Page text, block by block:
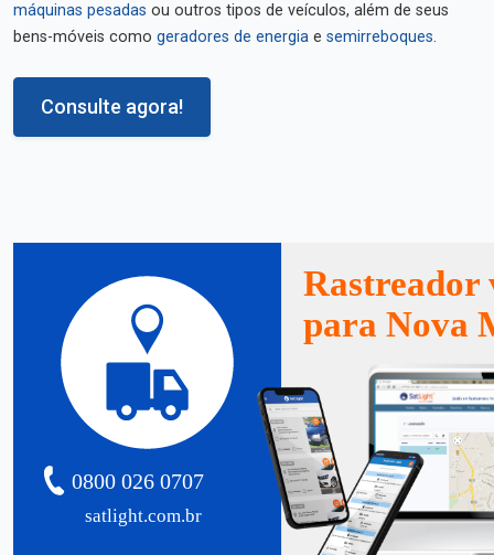
máquinas pesadas ou outros tipos de veículos, além de seus
bens-móveis como geradores de energia e semirreboques.
Consulte agora!
satlight.com.br
0800 026 0707
Rastreador
para Nova